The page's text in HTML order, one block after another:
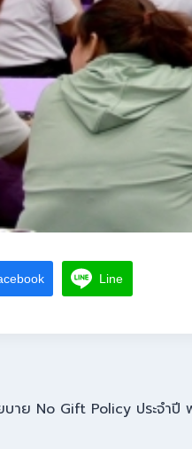
Line
บาย No Gift Policy ประจำปี